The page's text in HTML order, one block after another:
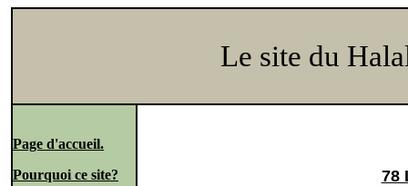
Le site du
Page d'accueil.
Pourquoi ce site?
78